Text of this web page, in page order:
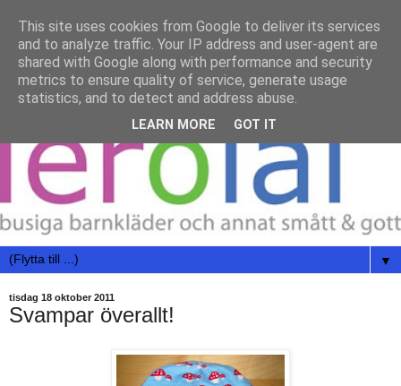
▼
tisdag 18 oktober 2011
Svampar överallt!
This site uses cookies from Google to deliver its services
and to analyze traffic. Your IP address and user-agent are
shared with Google along with performance and security
metrics to ensure quality of service, generate usage
statistics, and to detect and address abuse.
LEARN MORE GOT IT